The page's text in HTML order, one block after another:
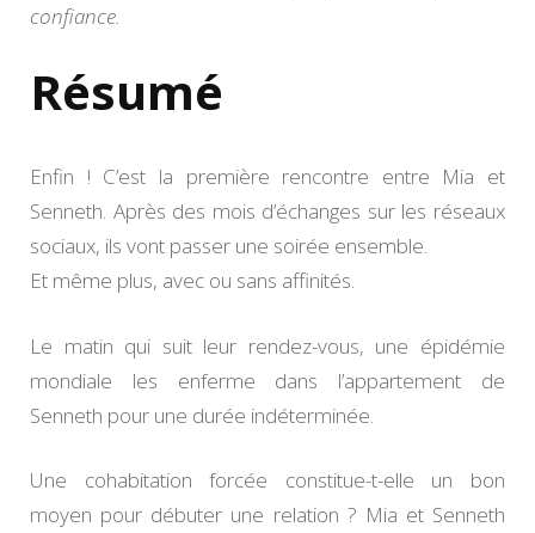
confiance.
Résumé
Enfin ! C’est la première rencontre entre Mia et
Senneth. Après des mois d’échanges sur les réseaux
sociaux, ils vont passer une soirée ensemble.
Et même plus, avec ou sans affinités.
Le matin qui suit leur rendez-vous, une épidémie
mondiale les enferme dans l’appartement de
Senneth pour une durée indéterminée.
Une cohabitation forcée constitue-t-elle un bon
moyen pour débuter une relation ? Mia et Senneth